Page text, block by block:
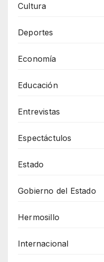
Cultura
Deportes
Economía
Educación
Entrevistas
Espectáctulos
Estado
Gobierno del Estado
Hermosillo
Internacional